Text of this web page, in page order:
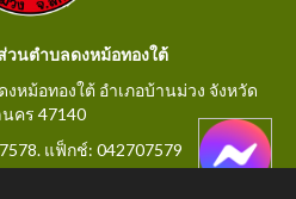
วนตำบลดงหม้อทองใต้
หม้อทองใต้ อำเภอบ้านม่วง จังหวัด
คร 47140
แฟ็กช์: 042707579